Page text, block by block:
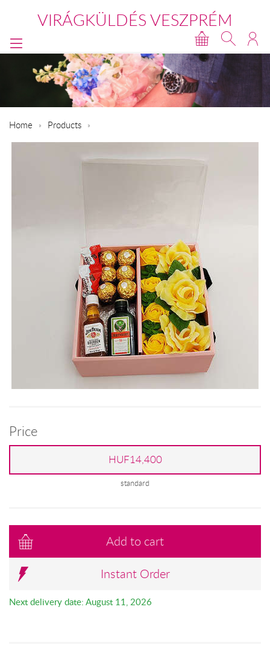
VIRÁGKÜLDÉS VESZPRÉM
Home Products
Price
HUF14,400
standard
Add to cart
Instant Order
Next delivery date: August 11, 2026